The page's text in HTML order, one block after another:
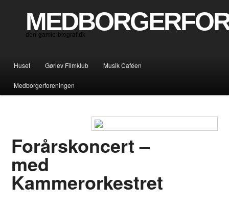
den-gamle-biograf.dk
Fortsæt til primært indhold
Fortsæt til sekundært indhold
Huset Gørlev Filmklub Musik Caféen
Medborgerforeningen
Forårskoncert –
med
Kammerorkestret